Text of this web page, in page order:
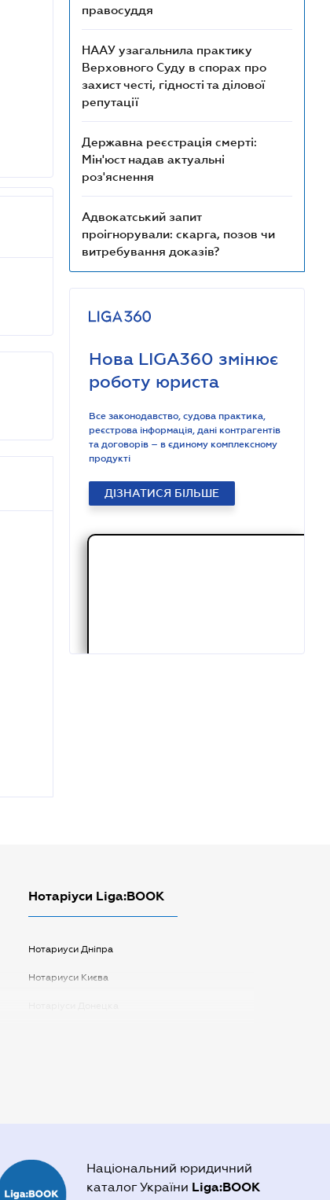
правосуддя
НААУ узагальнила практику
Верховного Суду в спорах про
захист честі, гідності та ділової
репутації
Державна реєстрація смерті:
Мін'юст надав актуальні
роз'яснення
Адвокатський запит
проігнорували: скарга, позов чи
витребування доказів?
Нова LIGA360 змінює
роботу юриста
Все законодавство, судова практика,
реєстрова інформація, дані контрагентів
та договорів – в єдиному комплексному
продукті
ДІЗНАТИСЯ БІЛЬШЕ
Нотаріуси Liga:BOOK
Нотариуси Дніпра
Нотариуси Києва
Національний юридичний
каталог України Liga:BOOK